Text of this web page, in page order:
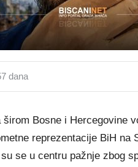
dana
Bosne i Hercegovine
reprezentacije BiH na
se u centru pažnje zbog